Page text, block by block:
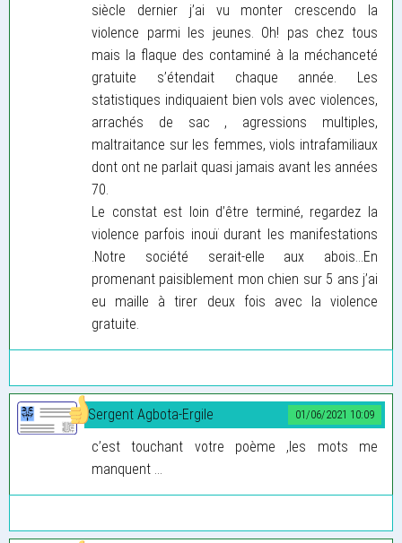
siècle dernier j’ai vu monter crescendo la
violence parmi les jeunes. Oh! pas chez tous
mais la flaque des contaminé à la méchanceté
gratuite s’étendait chaque année. Les
statistiques indiquaient bien vols avec violences,
arrachés de sac , agressions multiples,
maltraitance sur les femmes, viols intrafamiliaux
dont ont ne parlait quasi jamais avant les années
70.
Le constat est loin d’être terminé, regardez la
violence parfois inouï durant les manifestations
.Notre société serait-elle aux abois...En
promenant paisiblement mon chien sur 5 ans j’ai
eu maille à tirer deux fois avec la violence
gratuite.
01/06/2021 10:09
Sergent Agbota-Ergile
c’est touchant votre poème ,les mots me
manquent ...